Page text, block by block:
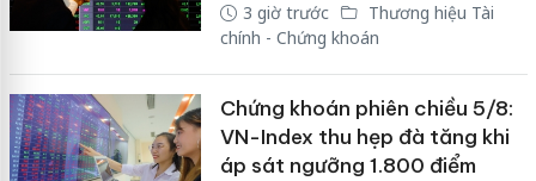
3 giờ trước
Thương hiệu Tài
chính - Chứng khoán
Chứng khoán phiên chiều 5/8:
VN-Index thu hẹp đà tăng khi
áp sát ngưỡng 1.800 điểm